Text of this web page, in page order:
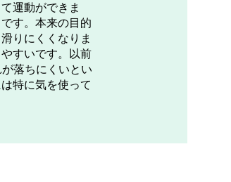
運動ができま
す。本来の目的
りにくくなりま
すいです。以前
落ちにくいとい
特に気を使って